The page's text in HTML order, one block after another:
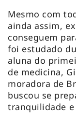
Mesmo com
ainda assim,
conseguem
foi estudado
aluna do
de medicina,
moradora de
buscou se
tranquilidade e